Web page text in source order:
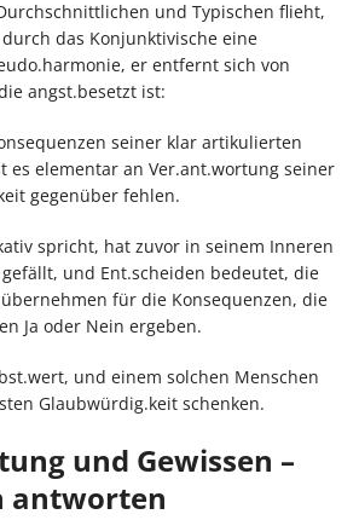
und Typischen flieht,
das Konjunktivische eine
er entfernt sich von
angst.besetzt ist:
seiner klar artikulierten
es elementar an Ver.ant.wortung seiner
gegenüber fehlen.
spricht, hat zuvor in seinem Inneren
und Ent.scheiden bedeutet, die
für die Konsequenzen, die
Ja oder Nein ergeben.
und einem solchen Menschen
Glaubwürdig.keit schenken.
und Gewissen –
antworten